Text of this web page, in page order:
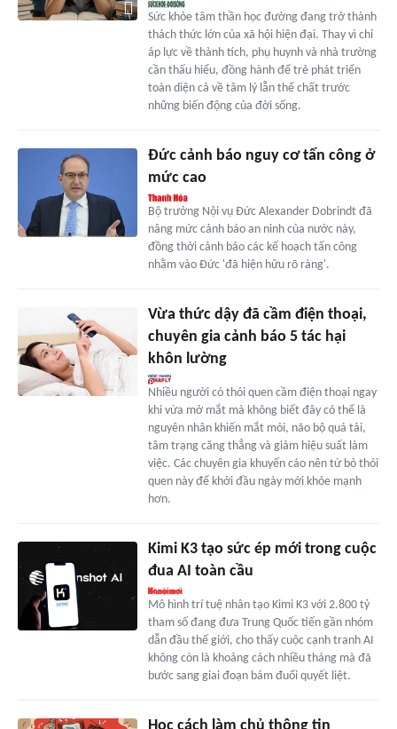
Sức khỏe tâm thần học đường đang trở thành
thách thức lớn của xã hội hiện đại. Thay vì chỉ
áp lực về thành tích, phụ huynh và nhà trường
cần thấu hiểu, đồng hành để trẻ phát triển
toàn diện cả về tâm lý lẫn thể chất trước
những biến động của đời sống.
Đức cảnh báo nguy cơ tấn công ở
mức cao
Bộ trưởng Nội vụ Đức Alexander Dobrindt đã
nâng mức cảnh báo an ninh của nước này,
đồng thời cảnh báo các kế hoạch tấn công
nhằm vào Đức 'đã hiện hữu rõ ràng'.
Vừa thức dậy đã cầm điện thoại,
chuyên gia cảnh báo 5 tác hại
khôn lường
Nhiều người có thói quen cầm điện thoại ngay
khi vừa mở mắt mà không biết đây có thể là
nguyên nhân khiến mắt mỏi, não bộ quá tải,
tâm trạng căng thẳng và giảm hiệu suất làm
việc. Các chuyên gia khuyến cáo nên từ bỏ thói
quen này để khởi đầu ngày mới khỏe mạnh
hơn.
Kimi K3 tạo sức ép mới trong cuộc
đua AI toàn cầu
Mô hình trí tuệ nhân tạo Kimi K3 với 2.800 tỷ
tham số đang đưa Trung Quốc tiến gần nhóm
dẫn đầu thế giới, cho thấy cuộc cạnh tranh AI
không còn là khoảng cách nhiều tháng mà đã
bước sang giai đoạn bám đuổi quyết liệt.
Học cách làm chủ thông tin